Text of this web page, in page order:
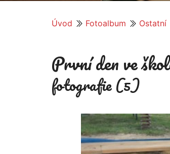
Úvod Fotoalbum Ostatní
První den ve
fotografie (5)